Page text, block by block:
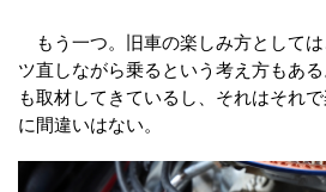
もう一つ。旧車の楽しみ方として
ツ直しながら乗るという考え方もあ
も取材してきているし、それはそれ
に間違いはない。